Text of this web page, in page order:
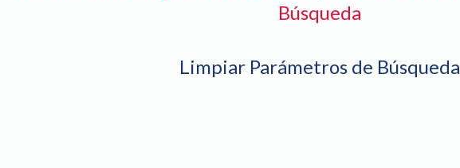
Búsqueda
Limpiar Parámetros de Búsqueda